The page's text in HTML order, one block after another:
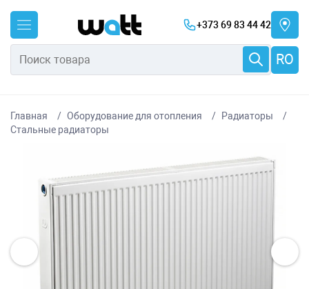
+373 69 83 44 42
RO
Главная Оборудование для отопления
Радиаторы
Стальные радиаторы